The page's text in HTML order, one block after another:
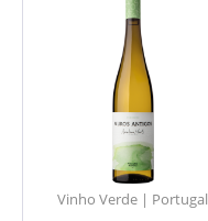
Vinho Verde | Portugal